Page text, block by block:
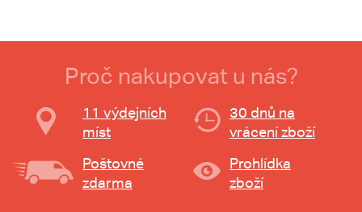
Proč nakupovat u nás?
11 výdejních
míst
30 dnů na
vrácení zboží
Poštovné
zdarma
Prohlídka
zboží